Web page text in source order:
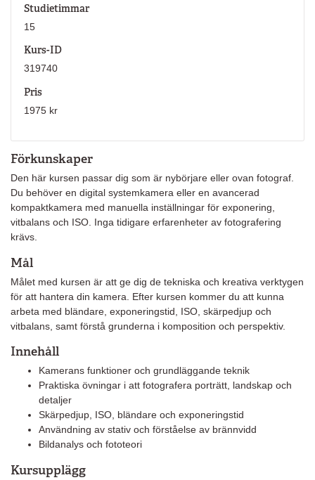
Förkunskaper
Den här kursen passar dig som är nybörjare eller ovan fotograf.
Du behöver en digital systemkamera eller en avancerad
kompaktkamera med manuella inställningar för exponering,
vitbalans och ISO. Inga tidigare erfarenheter av fotografering
krävs.
Mål
Målet med kursen är att ge dig de tekniska och kreativa verktygen
för att hantera din kamera. Efter kursen kommer du att kunna
arbeta med bländare, exponeringstid, ISO, skärpedjup och
vitbalans, samt förstå grunderna i komposition och perspektiv.
Innehåll
Kamerans funktioner och grundläggande teknik
Praktiska övningar i att fotografera porträtt, landskap och
detaljer
Skärpedjup, ISO, bländare och exponeringstid
Användning av stativ och förståelse av brännvidd
Bildanalys och fototeori
Kursupplägg
Studietimmar
15
Kurs-ID
319740
Pris
1975 kr